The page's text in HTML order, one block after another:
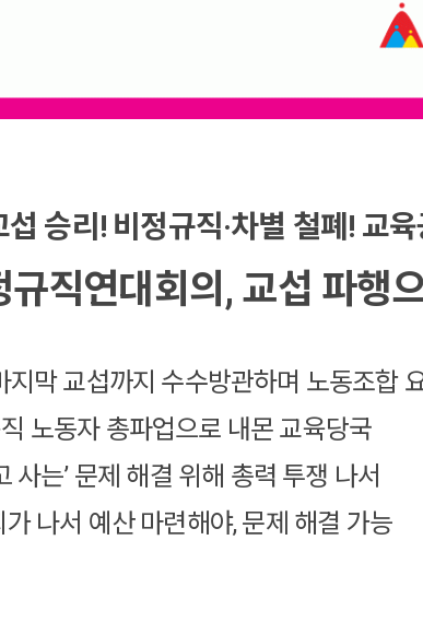
승리! 비정규직·차별 철폐! 교
규직연대회의, 교섭 파행
지막 교섭까지 수수방관하며 노동조합
노동자 총파업으로 내몬 교육당국
사는’ 문제 해결 위해 총력 투쟁 나서
나서 예산 마련해야, 문제 해결 가능